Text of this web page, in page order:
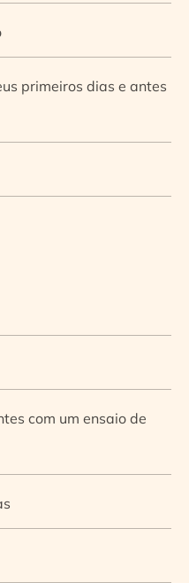
primeiros dias e antes
com um ensaio de